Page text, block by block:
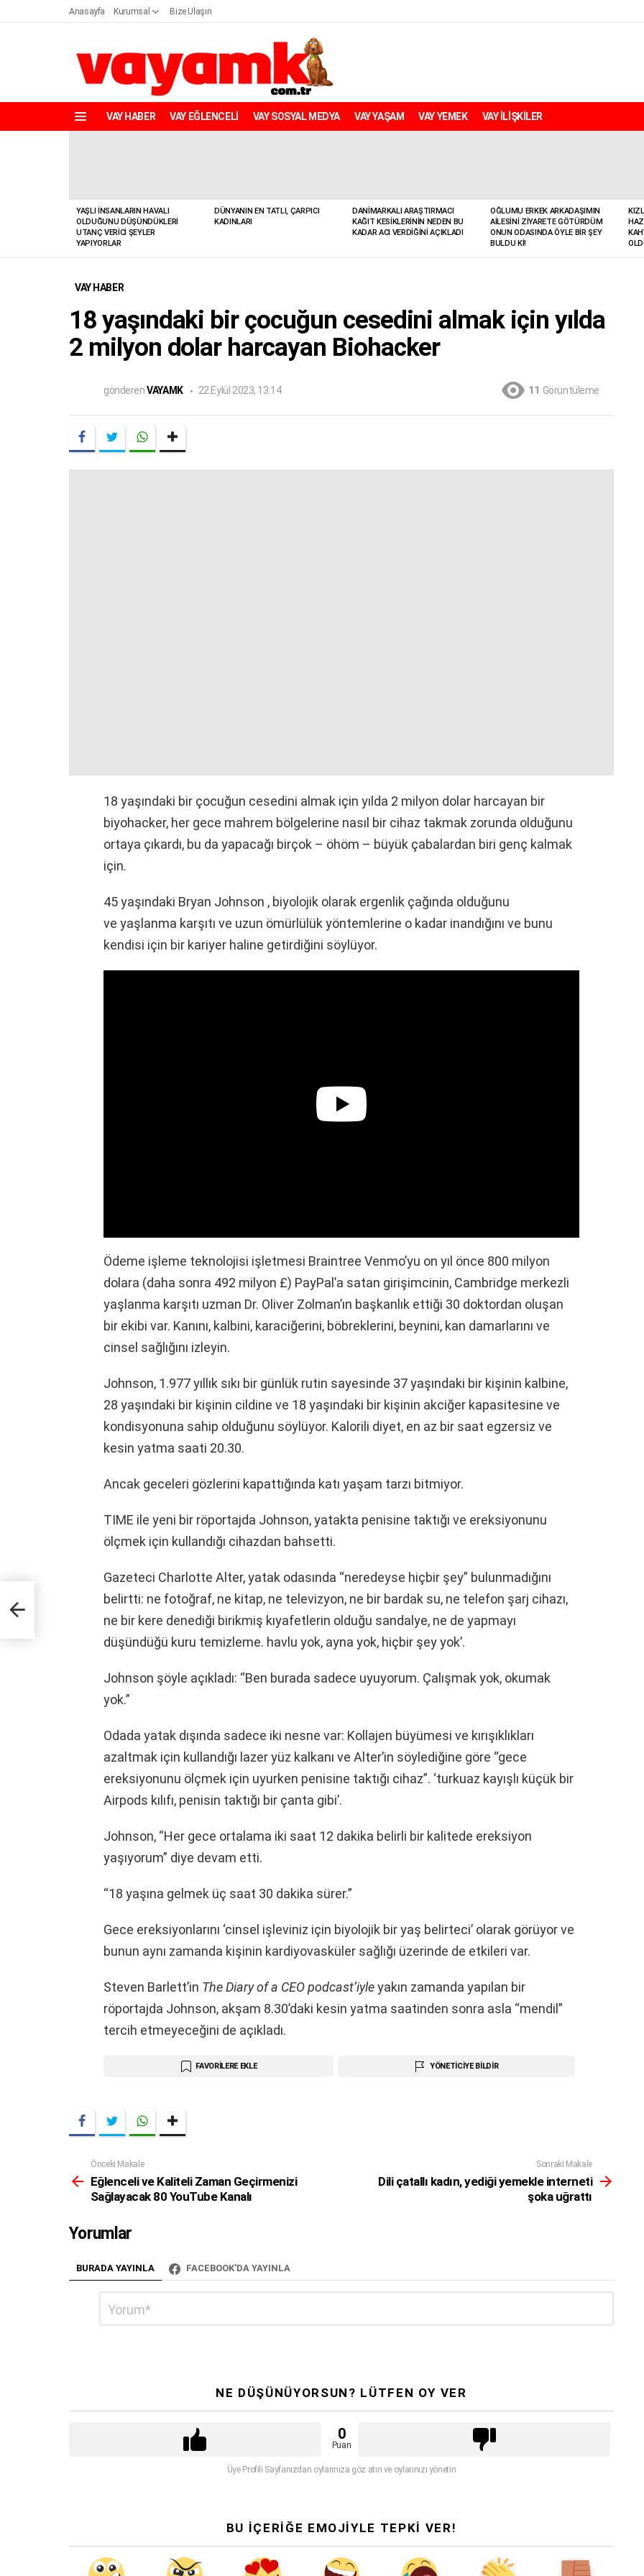
Anasayfa Kurumsal Bize Ulaşın
VAY HABER VAY EĞLENCELİ VAY SOSYAL MEDYA VAY YAŞAM VAY YEMEK VAY İLİŞKİLER
YAŞLI İNSANLARIN HAVALI
OLDUĞUNU DÜŞÜNDÜKLERI
UTANÇ VERICI ŞEYLER
YAPIYORLAR
DÜNYANIN EN TATLI, ÇARPICI
KADINLARI
DANIMARKALI ARAŞTIRMACI
KAĞIT KESIKLERININ NEDEN BU
KADAR ACI VERDIĞINI AÇIKLADI
OĞLUMU ERKEK ARKADAŞIMIN
AILESINI ZIYARETE GÖTÜRDÜM
ONUN ODASINDA ÖYLE BIR ŞEY
BULDU KI!
VAY HABER
18 yaşındaki bir çocuğun cesedini almak için yılda
2 milyon dolar harcayan Biohacker
gönderen VAYAMK 22 Eylül 2023, 13:14 11 Görüntüleme
18 yaşındaki bir çocuğun cesedini almak için yılda 2 milyon dolar harcayan bir
biyohacker, her gece mahrem bölgelerine nasıl bir cihaz takmak zorunda olduğunu
ortaya çıkardı, bu da yapacağı birçok – öhöm – büyük çabalardan biri genç kalmak
için.
45 yaşındaki Bryan Johnson , biyolojik olarak ergenlik çağında olduğunu
ve yaşlanma karşıtı ve uzun ömürlülük yöntemlerine o kadar inandığını ve bunu
kendisi için bir kariyer haline getirdiğini söylüyor.
Ödeme işleme teknolojisi işletmesi Braintree Venmo’yu on yıl önce 800 milyon
dolara (daha sonra 492 milyon £) PayPal’a satan girişimcinin, Cambridge merkezli
yaşlanma karşıtı uzman Dr. Oliver Zolman’ın başkanlık ettiği 30 doktordan oluşan
bir ekibi var. Kanını, kalbini, karaciğerini, böbreklerini, beynini, kan damarlarını ve
cinsel sağlığını izleyin.
Johnson, 1.977 yıllık sıkı bir günlük rutin sayesinde 37 yaşındaki bir kişinin kalbine,
28 yaşındaki bir kişinin cildine ve 18 yaşındaki bir kişinin akciğer kapasitesine ve
kondisyonuna sahip olduğunu söylüyor. Kalorili diyet, en az bir saat egzersiz ve
kesin yatma saati 20.30.
Ancak geceleri gözlerini kapattığında katı yaşam tarzı bitmiyor.
TIME ile yeni bir röportajda Johnson, yatakta penisine taktığı ve ereksiyonunu
ölçmek için kullandığı cihazdan bahsetti.
Gazeteci Charlotte Alter, yatak odasında “neredeyse hiçbir şey” bulunmadığını
belirtti: ne fotoğraf, ne kitap, ne televizyon, ne bir bardak su, ne telefon şarj cihazı,
ne bir kere denediği birikmiş kıyafetlerin olduğu sandalye, ne de yapmayı
düşündüğü kuru temizleme. havlu yok, ayna yok, hiçbir şey yok’.
Johnson şöyle açıkladı: “Ben burada sadece uyuyorum. Çalışmak yok, okumak
yok.”
Odada yatak dışında sadece iki nesne var: Kollajen büyümesi ve kırışıklıkları
azaltmak için kullandığı lazer yüz kalkanı ve Alter’in söylediğine göre “gece
ereksiyonunu ölçmek için uyurken penisine taktığı cihaz”. ‘turkuaz kayışlı küçük bir
Airpods kılıfı, penisin taktığı bir çanta gibi’.
Johnson, “Her gece ortalama iki saat 12 dakika belirli bir kalitede ereksiyon
yaşıyorum” diye devam etti.
“18 yaşına gelmek üç saat 30 dakika sürer.”
Gece ereksiyonlarını ‘cinsel işleviniz için biyolojik bir yaş belirteci’ olarak görüyor ve
bunun aynı zamanda kişinin kardiyovasküler sağlığı üzerinde de etkileri var.
Steven Barlett’in The Diary of a CEO podcast’iyleyakın zamanda yapılan bir
röportajda Johnson, akşam 8.30’daki kesin yatma saatinden sonra asla “mendil”
tercih etmeyeceğini de açıkladı.
FAVORILERE EKLE YÖNETICIYE BILDIR
Daha
Fazla
Önceki Makale
Eğlenceli ve Kaliteli Zaman Geçirmenizi
Sağlayacak 80 YouTube Kanalı
Sonraki Makale
Dili çatallı kadın, yediği yemekle interneti
şoka uğrattı
Yorumlar
BURADA YAYINLA FACEBOOK'DA YAYINLA
NE DÜŞÜNÜYORSUN? LÜTFEN OY VER
0
Puan
Üye Profili Sayfanızdan oylarınıza göz atın ve oylarınızı yönetin
BU İÇERİĞE EMOJİYLE TEPKİ VER!